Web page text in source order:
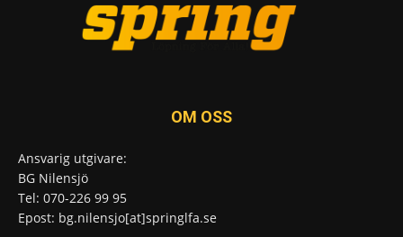
OM OSS
Ansvarig utgivare:
BG Nilensjö
Tel: 070-226 99 95
Epost: bg.nilensjo[at]springlfa.se